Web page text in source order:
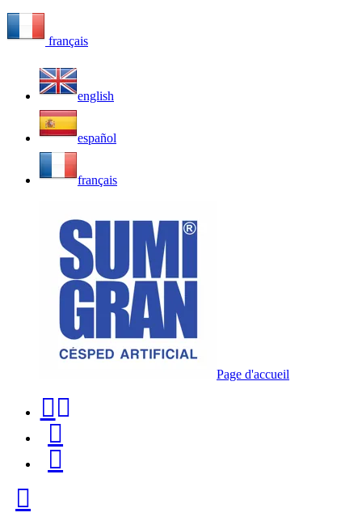
français
english
español
français
Page d'accueil